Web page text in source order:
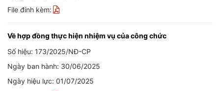
File đính kèm:
Về hợp đồng thực hiện nhiệm vụ của công chức
Số hiệu: 173/2025/NĐ-CP
Ngày ban hành: 30/06/2025
Ngày hiệu lực: 01/07/2025